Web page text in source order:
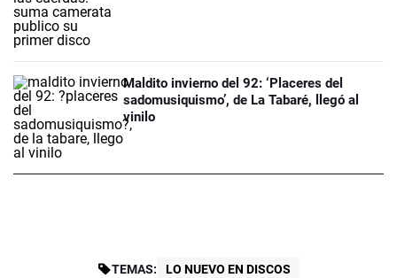
Maldito invierno del 92: ‘Placeres del
sadomusiquismo’, de La Tabaré, llegó al
vinilo
TEMAS: LO NUEVO EN DISCOS